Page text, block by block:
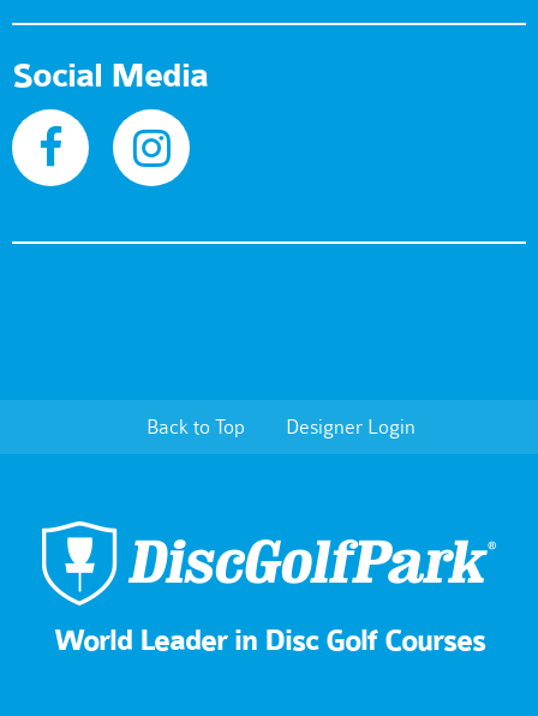
Social Media
Back to Top Designer Login
World Leader in Disc Golf Courses